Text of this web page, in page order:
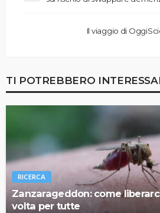
Il viaggio di
TI POTREBBERO
RICERCA
Zanzarageddon: come
volta per tutte